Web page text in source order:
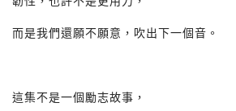
而是我們還願不願意，吹出下一個音。
這集不是一個勵志故事，